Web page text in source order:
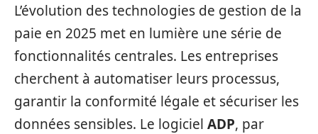
L’évolution des technologies de gestion de la
paie en 2025 met en lumière une série de
fonctionnalités centrales. Les entreprises
cherchent à automatiser leurs processus,
garantir la conformité légale et sécuriser les
données sensibles. Le logiciel ADP, par